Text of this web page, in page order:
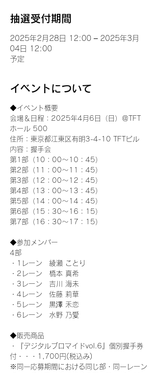
抽選受付期間
2025年2月28日 12:00 – 2025年3月
04日 12:00
予定
イベントについて
◆イベント概要
会場＆日程：2025年4月6日（日）＠TFT
ホール 500
住所：東京都江東区有明3-4-10 TFTビル
内容：握手会
第1部（10：00～10：45）
第2部（11：00～11：45）
第3部（12：00～12：45）
第4部（13：00～13：45）
第5部（14：00～14：45）
第6部（15：30～16：15）
第7部（16：30～17：15）
◆参加メンバー
4部
・1レーン　綾瀬 ことり
・2レーン　橋本 真希
・3レーン　吉川 海未
・4レーン　佐藤 莉華
・5レーン　黒澤 禾恋
・6レーン　水野 乃愛
◆販売商品
・『デジタルブロマイドvol.6』個別握手券
付・・・1,700円(税込み)
※同一応募期間における同じ部・同一レーン